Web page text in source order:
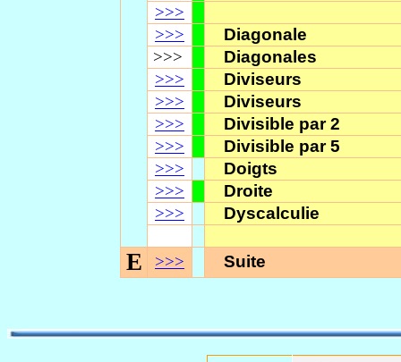
>>>
>>>
Diagonale
>>>
Diagonales
>>>
Diviseurs
>>>
Diviseurs
>>>
Divisible par 2
>>>
Divisible par 5
>>>
Doigts
>>>
Droite
>>>
Dyscalculie
E >>> Suite